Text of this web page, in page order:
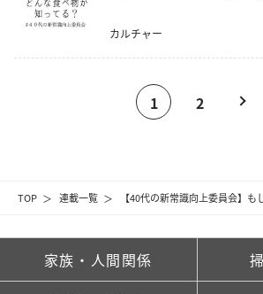
TOP 連載一覧 【40代の新常識向上委員会】
カルチャー
1 2
家族・人間関係